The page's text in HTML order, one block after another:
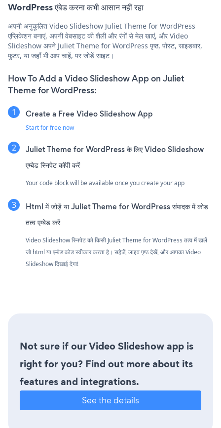
WordPress एंबेड करना कभी आसान नहीं रहा
अपनी अनुकूलित Video Slideshow Juliet Theme for WordPress
एप्लिकेशन बनाएं, अपनी वेबसाइट की शैली और रंगों से मेल खाएं, और Video
Slideshow अपने Juliet Theme for WordPress पृष्ठ, पोस्ट, साइडबार,
फुटर, या जहाँ भी आप चाहें, पर जोड़ें साइट।
How To Add a Video Slideshow App on Juliet
Theme for WordPress:
Create a Free Video Slideshow App
Start for free now
Juliet Theme for WordPress के लिए Video Slideshow
एम्बेड स्निपेट कॉपी करें
Your code block will be available once you create your app
Html में जोड़ें या Juliet Theme for WordPress संपादक में कोड
तत्व एम्बेड करें
Video Slideshow स्निपेट को किसी Juliet Theme for WordPress तत्व में डालें
जो html या एम्बेड कोड स्वीकार करता है। सहेजें, लाइव पृष्ठ देखें, और आपका Video
Slideshow दिखाई देगा!
Not sure if our Video Slideshow app is
right for you? Find out more about its
features and integrations.
See the details